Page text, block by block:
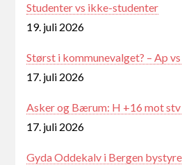
Studenter vs ikke-studenter
19. juli 2026
Størst i kommunevalget? – Ap
17. juli 2026
Asker og Bærum: H +16 mot stv
17. juli 2026
Gyda Oddekalv i Bergen